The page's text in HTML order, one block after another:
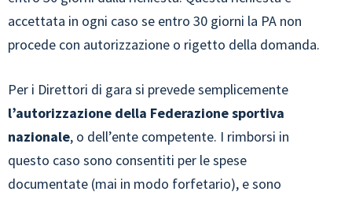
accettata in ogni caso se entro 30 giorni la PA non
procede con autorizzazione o rigetto della domanda.
Per i Direttori di gara si prevede semplicemente
l’autorizzazione della Federazione sportiva
nazionale, o dell’ente competente. I rimborsi in
questo caso sono consentiti per le spese
documentate (mai in modo forfetario), e sono